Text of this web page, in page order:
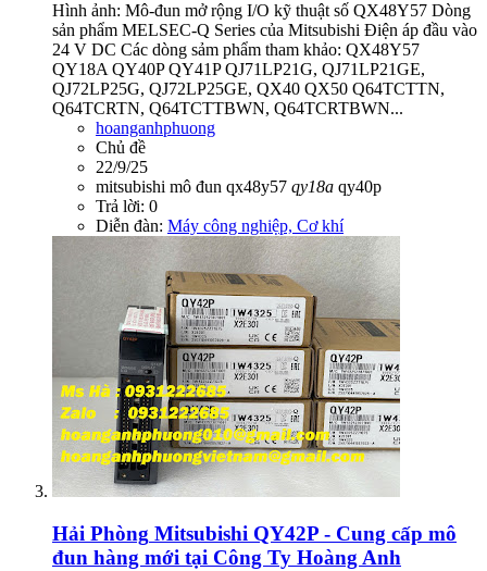
Hình ảnh: Mô‑đun mở rộng I/O kỹ thuật số QX48Y57 Dòng
sản phẩm MELSEC‑Q Series của Mitsubishi Điện áp đầu vào
24 V DC Các dòng sảm phẩm tham khảo: QX48Y57
QY18A QY40P QY41P QJ71LP21G, QJ71LP21GE,
QJ72LP25G, QJ72LP25GE, QX40 QX50 Q64TCTTN,
Q64TCRTN, Q64TCTTBWN, Q64TCRTBWN...
hoanganhphuong
Chủ đề
22/9/25
mitsubishi mô đun qx48y57 qy18a qy40p
Trả lời: 0
Diễn đàn: Máy công nghiệp, Cơ khí
Hải Phòng Mitsubishi QY42P - Cung cấp mô
đun hàng mới tại Công Ty Hoàng Anh